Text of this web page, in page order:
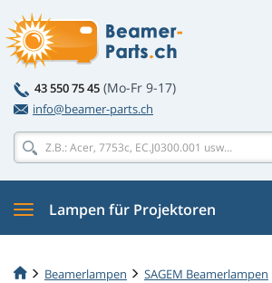
43 550 75 45 (Mo-Fr 9-17)
info@beamer-parts.ch
Lampen für Projektoren
Beamerlampen SAGEM Beamerlampen